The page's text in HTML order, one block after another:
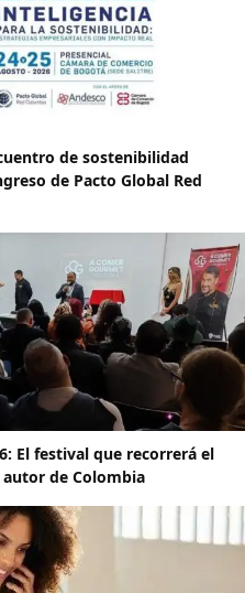
de sostenibilidad
de Pacto Global Red
El festival que recorrerá el
de Colombia